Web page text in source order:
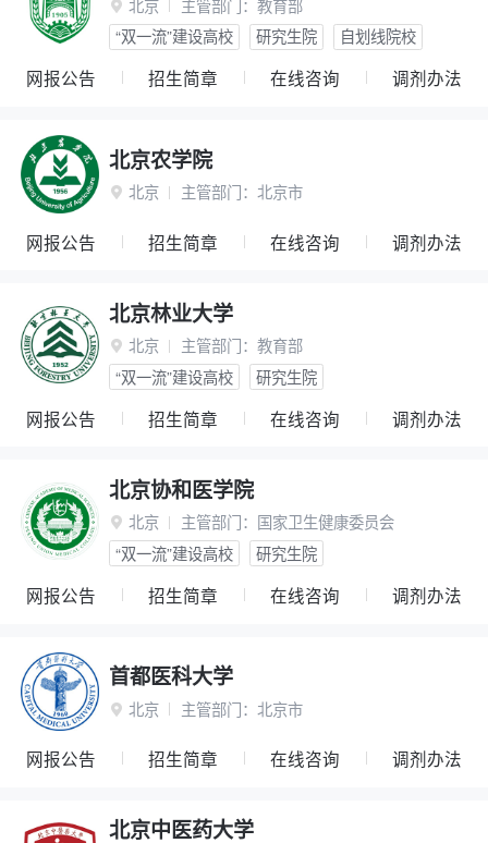
 北京 主管部门： 教育部
“双一流”建设高校
研究生院 自划线院校
网报公告 招生简章 在线咨询 调剂办法
北京农学院
 北京 主管部门： 北京市
网报公告 招生简章 在线咨询 调剂办法
北京林业大学
 北京 主管部门： 教育部
“双一流”建设高校
研究生院
网报公告 招生简章 在线咨询 调剂办法
北京协和医学院
 北京 主管部门： 国家卫生健康委员会
“双一流”建设高校
研究生院
网报公告 招生简章 在线咨询 调剂办法
首都医科大学
 北京 主管部门： 北京市
网报公告 招生简章 在线咨询 调剂办法
北京中医药大学